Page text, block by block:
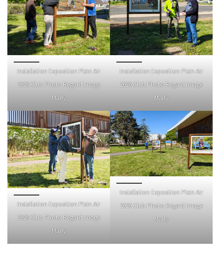
Installation Exposition Plein Air
2026 Club Photo Regard Image
Marly
Installation Exposition Plein Air
2026 Club Photo Regard Image
Marly
Installation Exposition Plein Air
2026 Club Photo Regard Image
Marly
Installation Exposition Plein Air
2026 Club Photo Regard Image
Marly